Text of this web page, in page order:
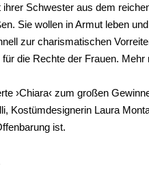
Schwester aus dem
Sie wollen in Armut leben
zur charismatischen
die Rechte der Frauen. Mehr
›Chiara‹ zum großen
Kostümdesignerin Laura
ist.